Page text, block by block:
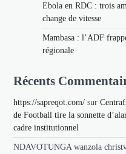
Ebola en RDC : trois
change de vitesse
Mambasa : l’ADF
régionale
Récents
https://sapreqot.com/ sur
de Football tire la sonnette
cadre institutionnel
NDAVOTUNGA wanzola